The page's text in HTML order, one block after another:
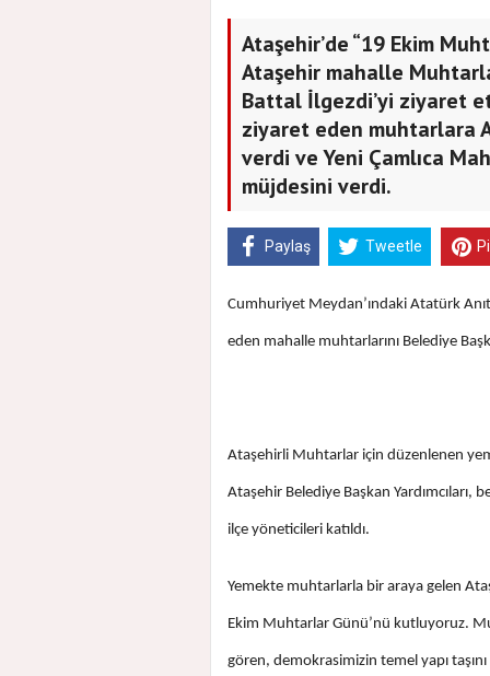
Ataşehir’de “19 Ekim
Ataşehir mahalle
Battal İlgezdi’yi ziyaret
ziyaret eden muhtarlara
verdi ve Yeni Çamlıca
müjdesini verdi.
Paylaş Tweetle
Cumhuriyet Meydan’ındaki Atatürk
eden mahalle muhtarlarını Belediye
Ataşehirli Muhtarlar için düzenlenen
Ataşehir Belediye Başkan Yardımcıları,
ilçe yöneticileri katıldı.
Yemekte muhtarlarla bir araya gelen
Ekim Muhtarlar Günü’nü kutluyoruz.
gören, demokrasimizin temel yapı